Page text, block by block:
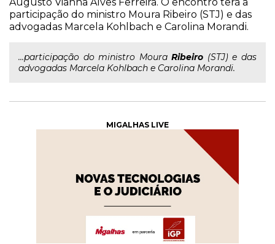
participação do ministro Moura Ribeiro (STJ) e das
advogadas Marcela Kohlbach e Carolina Morandi.
...participação do ministro MouraRibeiro (STJ) e das
advogadas Marcela Kohlbach e Carolina Morandi.
MIGALHAS LIVE